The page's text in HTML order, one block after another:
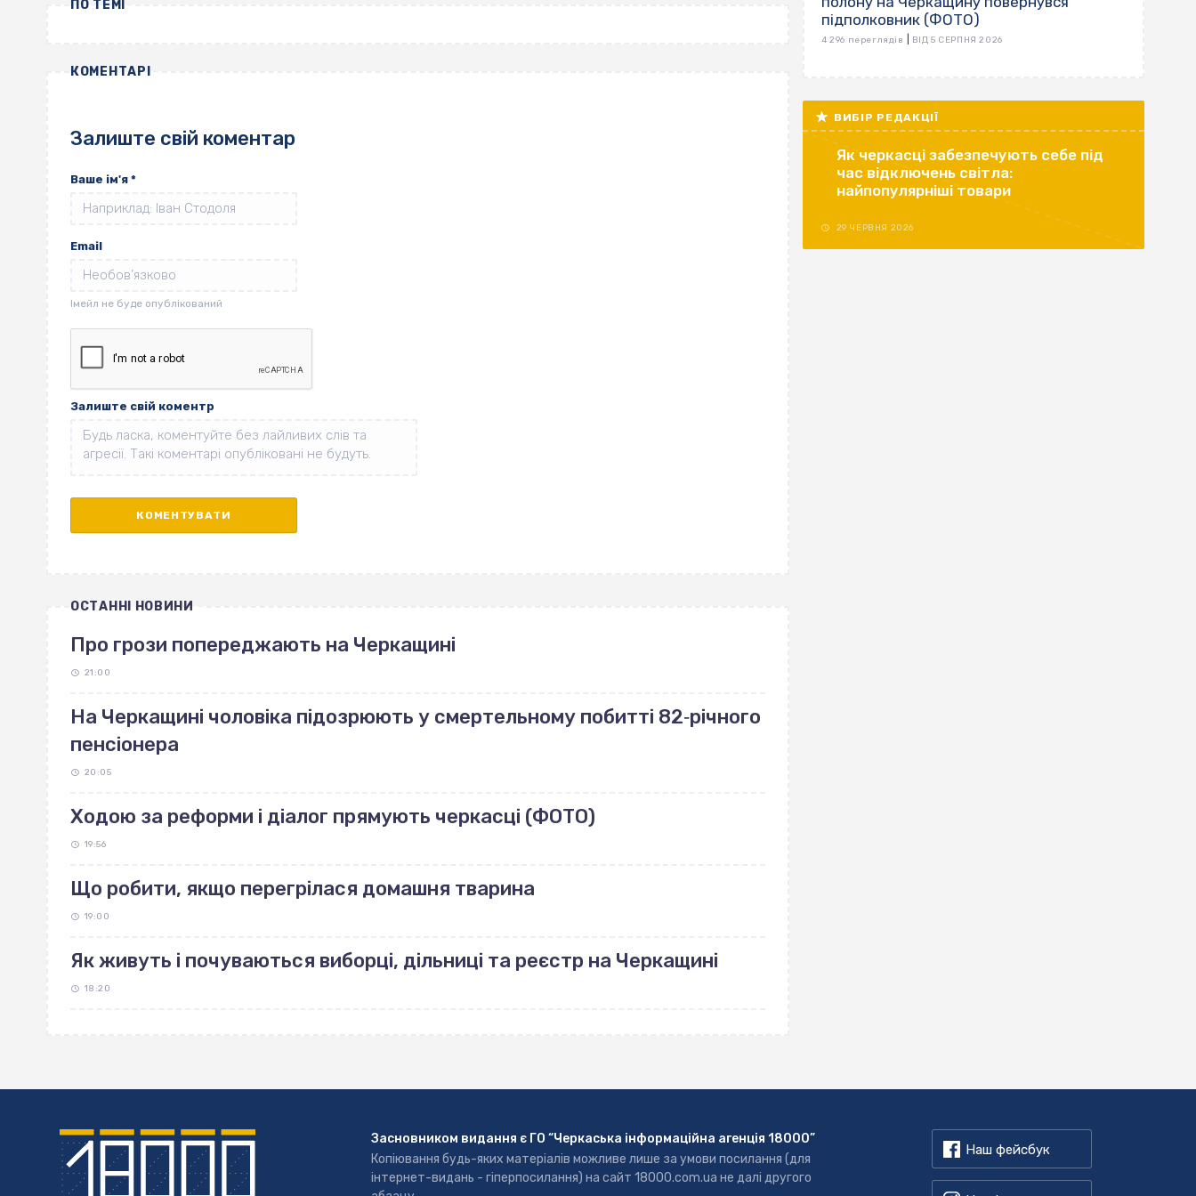
ПО ТЕМІ
КОМЕНТАРІ
Залиште свій коментар
Ваше ім'я *
Email
Залиште свій коментр
ОСТАННІ НОВИНИ
Про грози попереджають на Черкащині
21:00
На Черкащині чоловіка підозрюють у смертельному побитті 82‐річного
пенсіонера
20:05
Ходою за реформи і діалог прямують черкасці (ФОТО)
19:56
Що робити, якщо перегрілася домашня тварина
19:00
Як живуть і почуваються виборці, дільниці та реєстр на Черкащині
18:20
підполковник (ФОТО)
4 296 переглядів ВІД 5 СЕРПНЯ 2026
ВИБІР РЕДАКЦІЇ
Як черкасці забезпечують себе під
час відключень світла:
найпопулярніші товари
29 ЧЕРВНЯ 2026
Засновником видання є ГО “Черкаська інформаційна агенція 18000”
Копіювання будь-яких матеріалів можливе лише за умови посилання (для
інтернет-видань - гіперпосилання) на сайт 18000.com.ua не далі другого
Наш фейсбук